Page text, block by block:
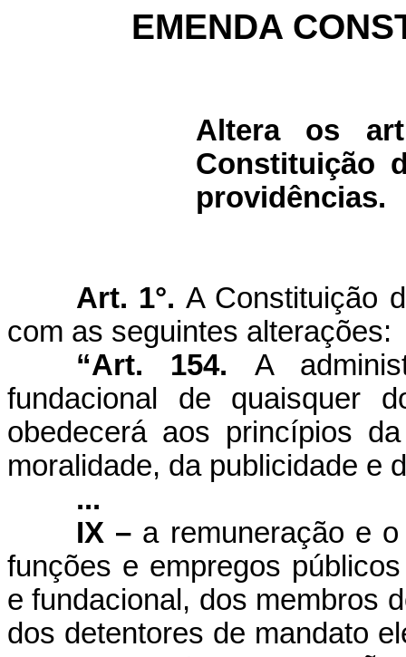
EMENDA
Altera os
Constituição
providências.
Art. 1°.A Constituição
com as seguintes alterações:
“Art. 154. A
fundacional de quaisquer
obedecerá aos princípios
moralidade, da publicidade e
...
IX – a remuneração e
funções e empregos
e fundacional, dos membros
dos detentores de mandato